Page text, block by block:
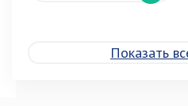
Показать